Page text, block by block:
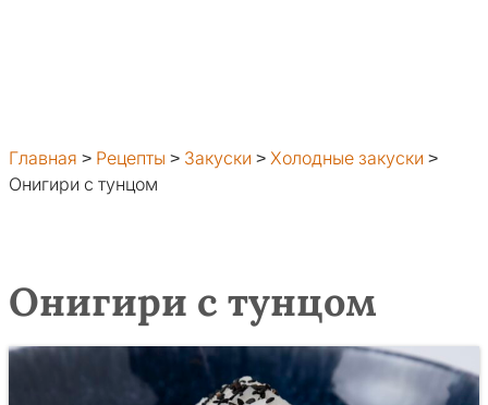
Главная > Рецепты > Закуски > Холодные закуски >
Онигири с тунцом
Онигири с тунцом